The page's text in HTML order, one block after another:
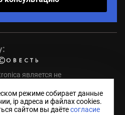
является не
) сервисным центром.
зарегистрированным
правообладателя.
с целью индивидуализации
режиме собирает данные
ip адреса и файлах cookies.
сайтом вы даётесогласие